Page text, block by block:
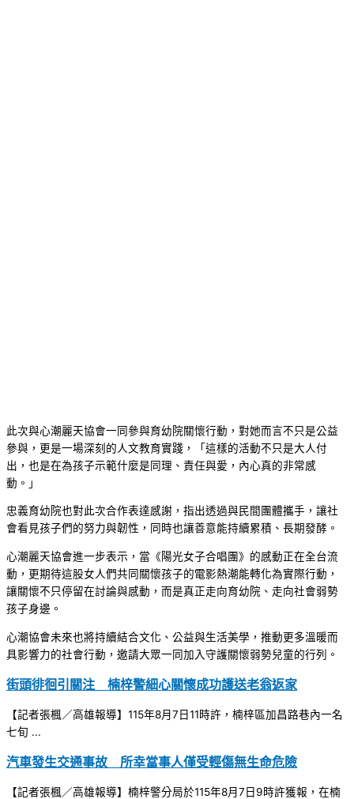
此次與心潮麗天協會一同參與育幼院關懷行動，對她而言不只是公益
參與，更是一場深刻的人文教育實踐，「這樣的活動不只是大人付
出，也是在為孩子示範什麼是同理、責任與愛，內心真的非常感
動。」
忠義育幼院也對此次合作表達感謝，指出透過與民間團體攜手，讓社
會看見孩子們的努力與韌性，同時也讓善意能持續累積、長期發酵。
心潮麗天協會進一步表示，當《陽光女子合唱團》的感動正在全台流
動，更期待這股女人們共同關懷孩子的電影熱潮能轉化為實際行動，
讓關懷不只停留在討論與感動，而是真正走向育幼院、走向社會弱勢
孩子身邊。
心潮協會未來也將持續結合文化、公益與生活美學，推動更多溫暖而
具影響力的社會行動，邀請大眾一同加入守護關懷弱勢兒童的行列。
街頭徘徊引關注 楠梓警細心關懷成功護送老翁返家
【記者張楓／高雄報導】115年8月7日11時許，楠梓區加昌路巷內一名
七旬 ...
汽車發生交通事故 所幸當事人僅受輕傷無生命危險
【記者張楓／高雄報導】楠梓警分局於115年8月7日9時許獲報，在楠